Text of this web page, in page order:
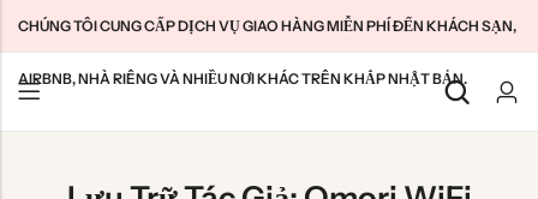
CHÚNG TÔI CUNG CẤP DỊCH VỤ GIAO HÀNG MIỄN PHÍ ĐẾN KHÁCH SẠN,
AIRBNB, NHÀ RIÊNG VÀ NHIỀU NƠI KHÁC TRÊN KHẮP NHẬT BẢN.